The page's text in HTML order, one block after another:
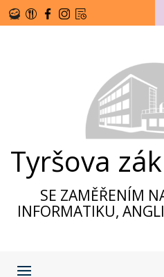
Tyršova
SE ZAMĚŘENÍM
INFORMATIKU,